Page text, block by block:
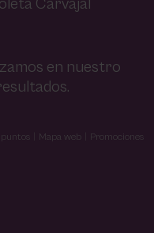
Carvajal
en nuestro
Mapa web Promociones